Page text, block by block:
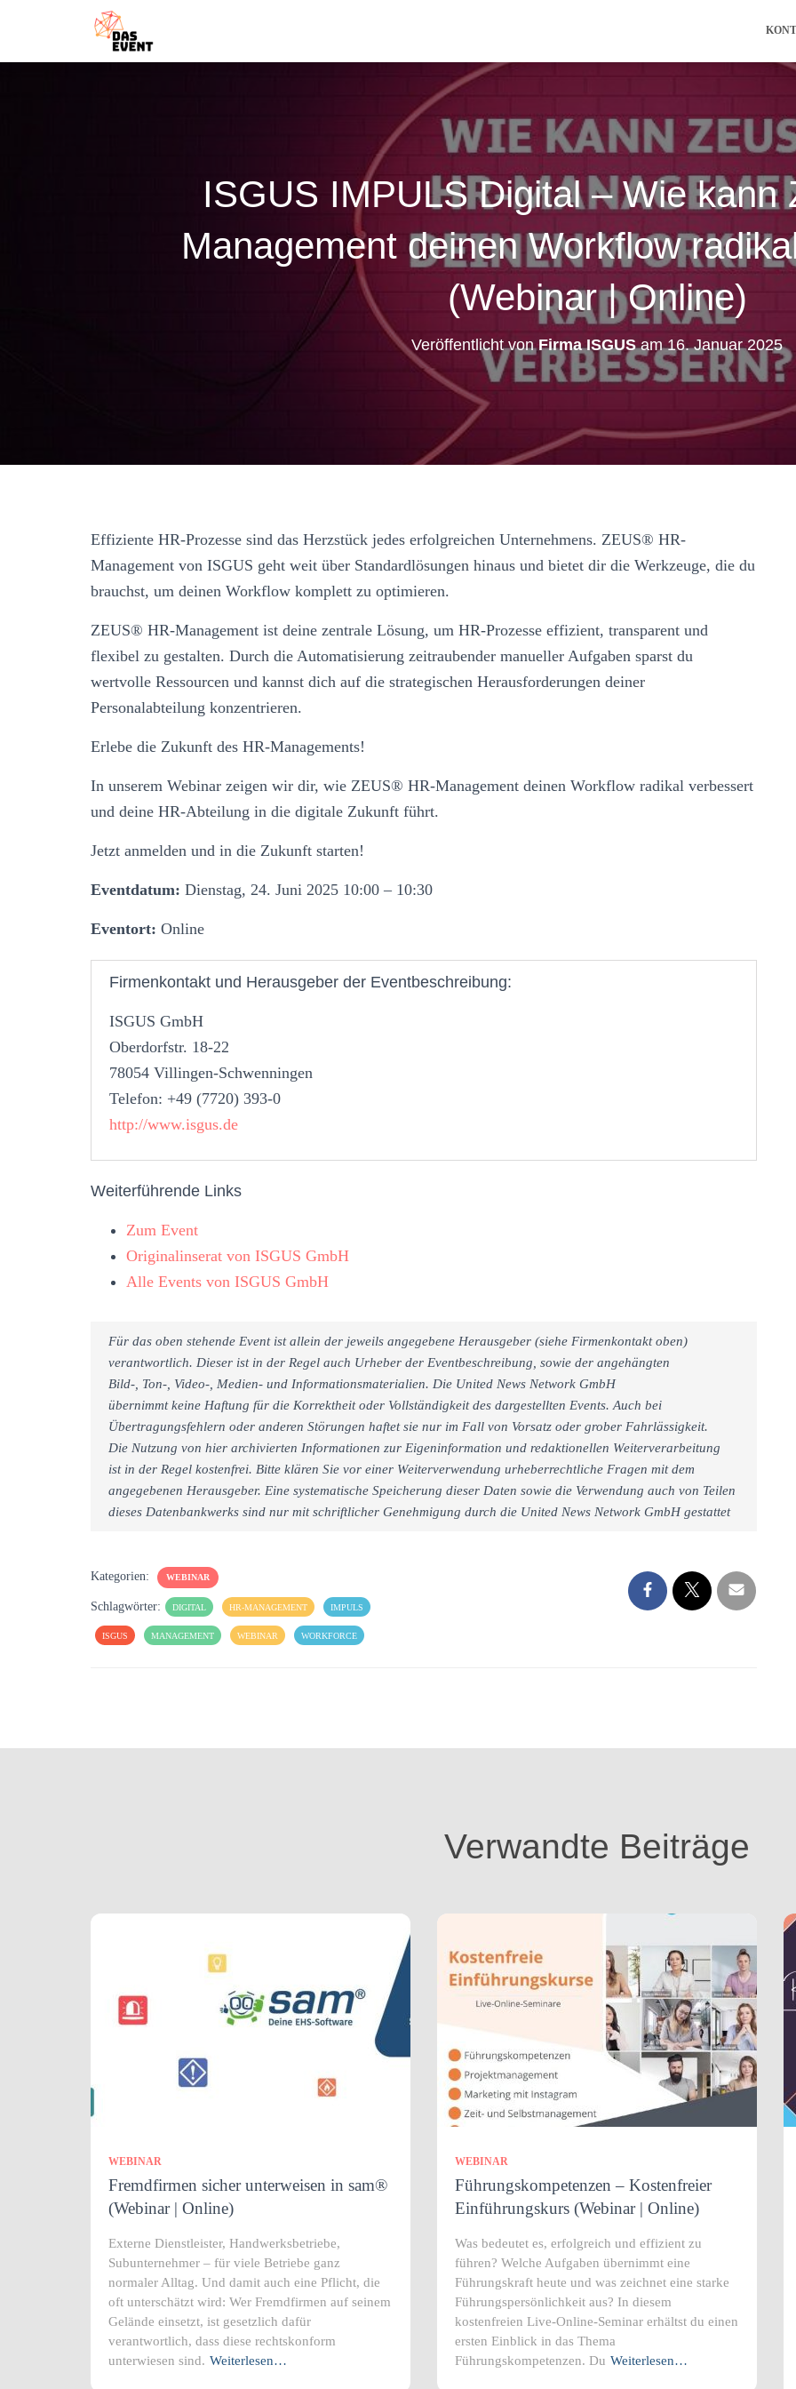
ISGUS IMPULS Digital – Wie kann
Management deinen Workflow
(Webinar | Online)
Veröffentlicht vonFirma ISGUSam16. Januar 2025
Effiziente HR-Prozesse sind das Herzstück jedes erfolgreichen Unternehmens. ZEUS® HR-
Management von ISGUS geht weit über Standardlösungen hinaus und bietet dir die Werkzeuge, die du
brauchst, um deinen Workflow komplett zu optimieren.
ZEUS® HR-Management ist deine zentrale Lösung, um HR-Prozesse effizient, transparent und
flexibel zu gestalten. Durch die Automatisierung zeitraubender manueller Aufgaben sparst du
wertvolle Ressourcen und kannst dich auf die strategischen Herausforderungen deiner
Personalabteilung konzentrieren.
Erlebe die Zukunft des HR-Managements!
In unserem Webinar zeigen wir dir, wie ZEUS® HR-Management deinen Workflow radikal verbessert
und deine HR-Abteilung in die digitale Zukunft führt.
Jetzt anmelden und in die Zukunft starten!
Eventdatum: Dienstag, 24. Juni 2025 10:00 – 10:30
Eventort: Online
Firmenkontakt und Herausgeber der Eventbeschreibung:
ISGUS GmbH
Oberdorfstr. 18-22
78054 Villingen-Schwenningen
Telefon: +49 (7720) 393-0
http://www.isgus.de
Weiterführende Links
Zum Event
Originalinserat von ISGUS GmbH
Alle Events von ISGUS GmbH
Für das oben stehende Event ist allein der jeweils angegebene Herausgeber (siehe Firmenkontakt oben)
verantwortlich. Dieser ist in der Regel auch Urheber der Eventbeschreibung, sowie der angehängten
Bild-, Ton-, Video-, Medien- und Informationsmaterialien. Die United News Network GmbH
übernimmt keine Haftung für die Korrektheit oder Vollständigkeit des dargestellten Events. Auch bei
Übertragungsfehlern oder anderen Störungen haftet sie nur im Fall von Vorsatz oder grober Fahrlässigkeit.
Die Nutzung von hier archivierten Informationen zur Eigeninformation und redaktionellen Weiterverarbeitung
ist in der Regel kostenfrei. Bitte klären Sie vor einer Weiterverwendung urheberrechtliche Fragen mit dem
angegebenen Herausgeber. Eine systematische Speicherung dieser Daten sowie die Verwendung auch von Teilen
dieses Datenbankwerks sind nur mit schriftlicher Genehmigung durch die United News Network GmbH gestattet
Kategorien: WEBINAR
Schlagwörter: DIGITAL HR-MANAGEMENT IMPULS
ISGUS MANAGEMENT WEBINAR WORKFORCE
Verwandte Beiträge
WEBINAR
Fremdfirmen sicher unterweisen in sam®
(Webinar | Online)
Externe Dienstleister, Handwerksbetriebe,
Subunternehmer – für viele Betriebe ganz
normaler Alltag. Und damit auch eine Pflicht, die
oft unterschätzt wird: Wer Fremdfirmen auf seinem
Gelände einsetzt, ist gesetzlich dafür
verantwortlich, dass diese rechtskonform
unterwiesen sind. Weiterlesen…
WEBINAR
Führungskompetenzen – Kostenfreier
Einführungskurs (Webinar | Online)
Was bedeutet es, erfolgreich und effizient zu
führen? Welche Aufgaben übernimmt eine
Führungskraft heute und was zeichnet eine starke
Führungspersönlichkeit aus? In diesem
kostenfreien Live-Online-Seminar erhältst du einen
ersten Einblick in das Thema
Führungskompetenzen. Du Weiterlesen…